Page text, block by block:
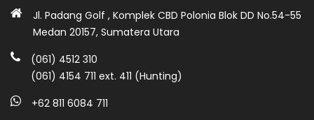
Jl. Padang Golf , Komplek CBD Polonia Blok DD No.54-55
Medan 20157, Sumatera Utara
(061) 4512 310
(061) 4154 711 ext. 411 (Hunting)
+62 811 6084 711